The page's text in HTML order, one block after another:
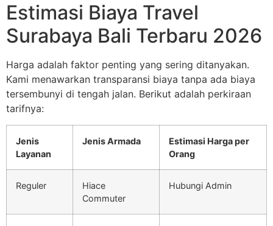
Estimasi Biaya Travel
Surabaya Bali Terbaru 2026
Harga adalah faktor penting yang sering ditanyakan.
Kami menawarkan transparansi biaya tanpa ada biaya
tersembunyi di tengah jalan. Berikut adalah perkiraan
tarifnya:
Jenis
Layanan
Jenis Armada
Estimasi Harga per
Orang
Reguler
Hiace
Commuter
Hubungi Admin